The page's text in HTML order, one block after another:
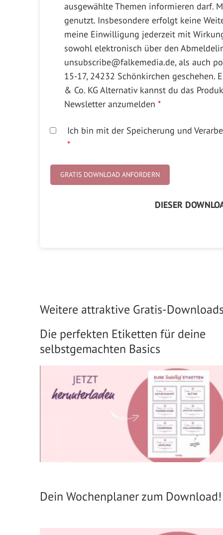
ausgewählte Themen informieren darf.
genutzt. Insbesondere erfolgt keine
meine Einwilligung jederzeit mit
sowohl elektronisch über den
unsubscribe@falkemedia.de, als auch
15-17, 24232 Schönkirchen geschehen.
& Co. KG Alternativ kannst du das
Newsletter anzumelden *
Ich bin mit der Speicherung und
*
DIESER
Weitere attraktive Gratis-
Die perfekten Etiketten für deine
selbstgemachten Basics
Dein Wochenplaner zum Download!